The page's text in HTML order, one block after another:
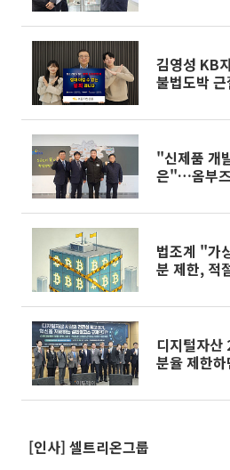
김영성 KB
불법도박
"신제품 개
은"…옴부
법조계 "가
분 제한, 적
디지털자
분율 제한
[인사] 셀트리온그룹